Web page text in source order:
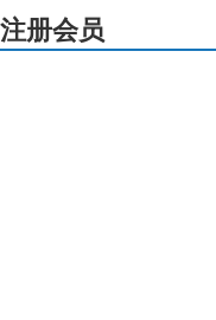
注册会员